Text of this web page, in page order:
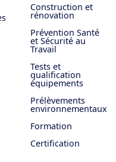
Construction et
rénovation
Prévention Santé
et Sécurité au
Travail
Tests et
qualification
équipements
Prélèvements
environnementaux
Formation
Certification